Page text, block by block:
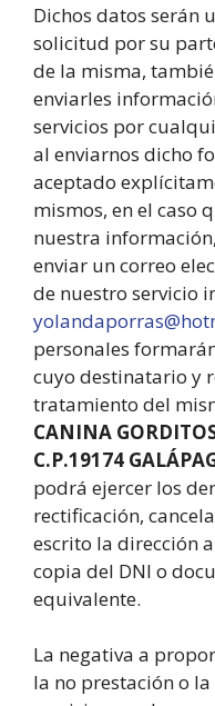
Dichos datos serán
solicitud por su
de la misma,
enviarles
servicios por
al enviarnos dicho
aceptado
mismos, en el caso
nuestra
enviar un correo
de nuestro servicio
personales
cuyo destinatario y
tratamiento del
CANINA
C.P.19174
podrá ejercer los
rectificación,
escrito la dirección
copia del DNI o
equivalente.
La negativa a
la no prestación o